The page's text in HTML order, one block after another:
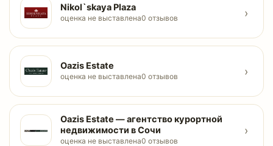
Nikol`skaya Plaza
оценка не выставлена0 отзывов ›
Oazis Estate
оценка не выставлена0 отзывов ›
Oazis Estate — агентство курортной
недвижимости в Сочи
оценка не выставлена0 отзывов
›